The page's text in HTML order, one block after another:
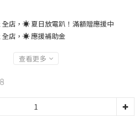
全店，☀️ 夏日放電趴！滿額贈應援中
全店，☀️ 應援補助金
查看更多